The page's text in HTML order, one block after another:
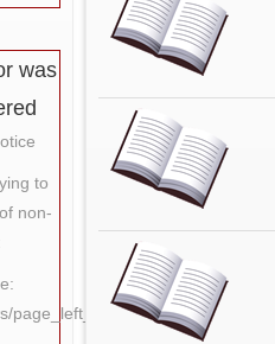
was
to
non-
page_left_content.php